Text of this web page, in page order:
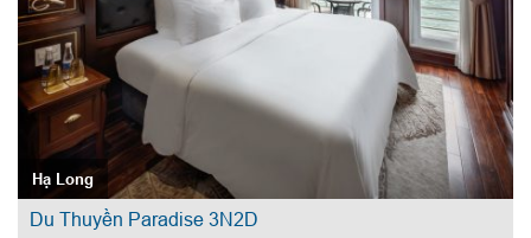
Hạ Long
Du Thuyền Paradise 3N2D